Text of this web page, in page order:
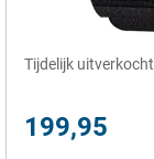
Tijdelijk uitverkocht
199,95